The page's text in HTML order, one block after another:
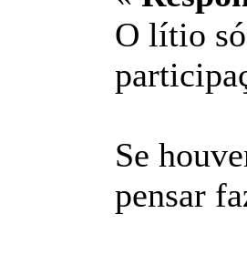
O lítio
Se
pensar